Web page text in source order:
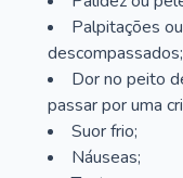
Palpitações
descompassados;
Dor no peito
passar por uma
Suor frio;
Náuseas;